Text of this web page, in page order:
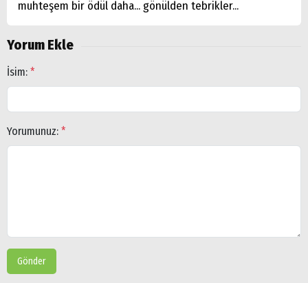
muhteşem bir ödül daha... gönülden tebrikler...
Yorum Ekle
İsim: *
Yorumunuz: *
Gönder